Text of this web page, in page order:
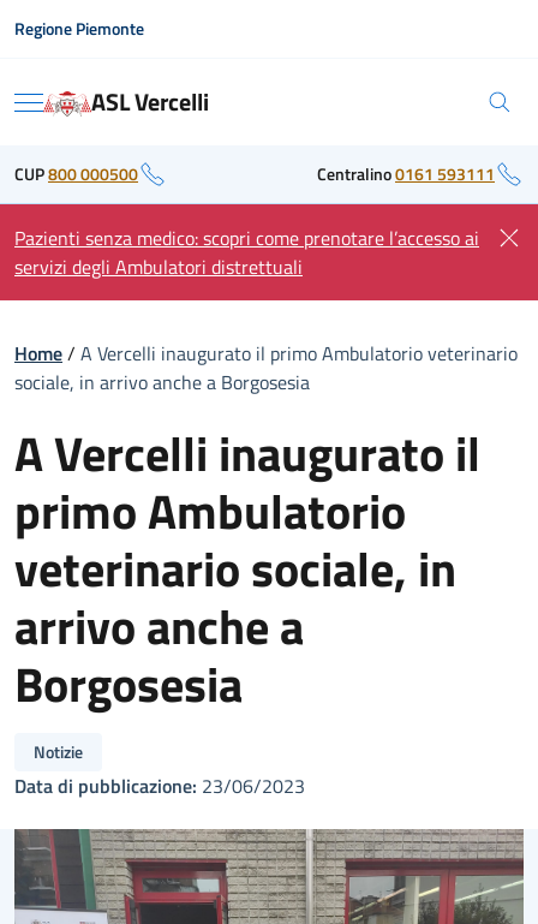
Regione Piemonte
Menu ASL Vercelli
CUP800 000500 Centralino0161 593111
Pazienti senza medico: scopri come prenotare l’accesso ai
servizi degli Ambulatori distrettuali
Home/ A Vercelli inaugurato il primo Ambulatorio veterinario
sociale, in arrivo anche a Borgosesia
A Vercelli inaugurato il
primo Ambulatorio
veterinario sociale, in
arrivo anche a
Borgosesia
Notizie
Data di pubblicazione: 23/06/2023